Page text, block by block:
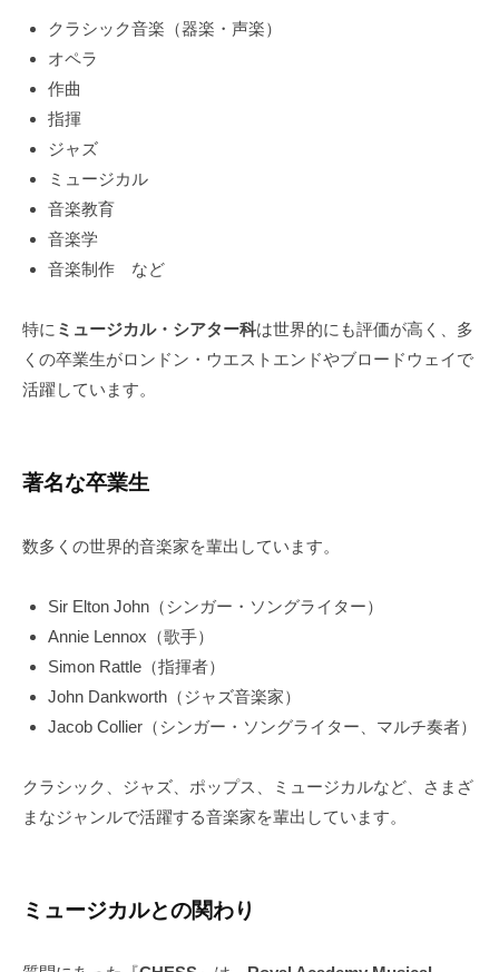
クラシック音楽（器楽・声楽）
オペラ
作曲
指揮
ジャズ
ミュージカル
音楽教育
音楽学
音楽制作 など
特に ミュージカル・シアター科は世界的にも評価が高く、多
くの卒業生がロンドン・ウエストエンドやブロードウェイで
活躍しています。
著名な卒業生
数多くの世界的音楽家を輩出しています。
Sir Elton John（シンガー・ソングライター）
Annie Lennox（歌手）
Simon Rattle（指揮者）
John Dankworth（ジャズ音楽家）
Jacob Collier（シンガー・ソングライター、マルチ奏者）
クラシック、ジャズ、ポップス、ミュージカルなど、さまざ
まなジャンルで活躍する音楽家を輩出しています。
ミュージカルとの関わり